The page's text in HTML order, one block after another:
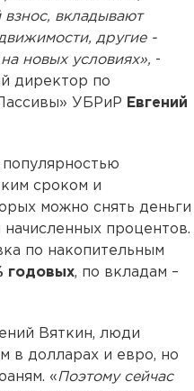
вкладывают
другие -
новых условиях», -
директор по
УБРиР Евгений
сроком и
можно снять деньги
процентов.
по накопительным
годовых, по вкладам –
Вяткин, люди
в долларах и евро, но
«Поэтому сейчас